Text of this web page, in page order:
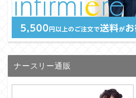
ナースリー通販